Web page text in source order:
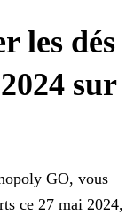
les dés
sur
GO, vous
ce 27 mai 2024,